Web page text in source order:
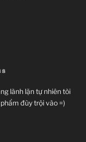
lành lặn tự nhiên tòi
đùy trội vào =)